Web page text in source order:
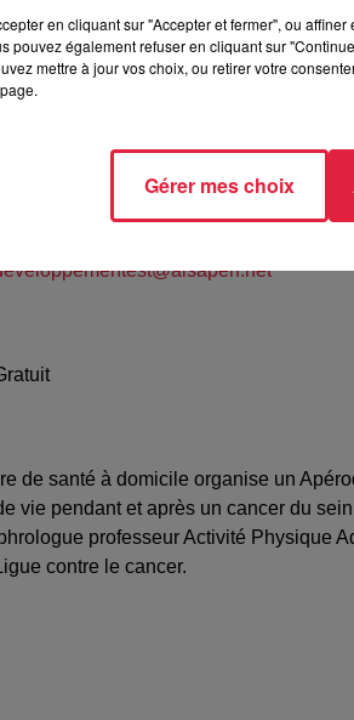
Grenze - STRASBOURG
de santé à domicile organise un
vie pendant et après un cancer du
professeur Activité Physique
contre le cancer.
en cliquant sur "Accepter et fermer", ou
pouvez également refuser en cliquant sur
mettre à jour vos choix, ou retirer votre
Gérer mes choix